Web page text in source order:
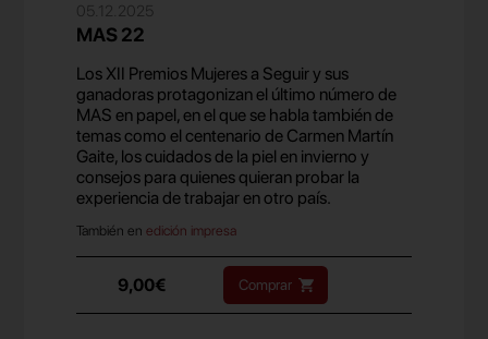
05.12.2025
MAS 22
Los XII Premios Mujeres a Seguir y sus
ganadoras protagonizan el último número de
MAS en papel, en el que se habla también de
temas como el centenario de Carmen Martín
Gaite, los cuidados de la piel en invierno y
consejos para quienes quieran probar la
experiencia de trabajar en otro país.
También enedición impresa
9,00€ Comprar